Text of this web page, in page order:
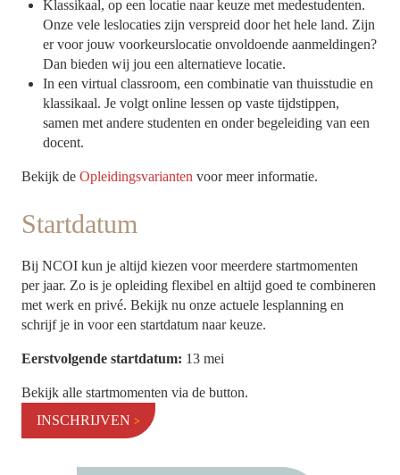
Klassikaal, op een locatie naar keuze met medestudenten.
Onze vele leslocaties zijn verspreid door het hele land. Zijn
er voor jouw voorkeurslocatie onvoldoende aanmeldingen?
Dan bieden wij jou een alternatieve locatie.
In een virtual classroom, een combinatie van thuisstudie en
klassikaal. Je volgt online lessen op vaste tijdstippen,
samen met andere studenten en onder begeleiding van een
docent.
Bekijk deOpleidingsvarianten voor meer informatie.
Startdatum
Bij NCOI kun je altijd kiezen voor meerdere startmomenten
per jaar. Zo is je opleiding flexibel en altijd goed te combineren
met werk en privé. Bekijk nu onze actuele lesplanning en
schrijf je in voor een startdatum naar keuze.
Eerstvolgende startdatum: 13 mei
Bekijk alle startmomenten via de button.
INSCHRIJVEN